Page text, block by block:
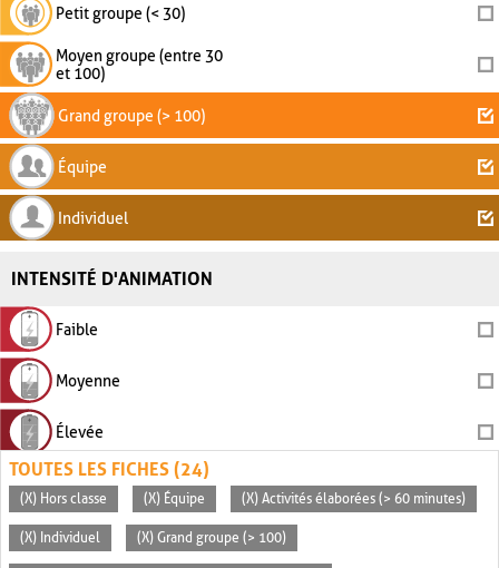
Petit groupe (< 30)
Moyen groupe (entre 30
et 100)
Grand groupe (> 100)
Équipe
Individuel
INTENSITÉ D'ANIMATION
Faible
Moyenne
Élevée
TOUTES LES FICHES (24)
(X) Hors classe (X) Équipe (X) Activités élaborées (> 60 minutes)
(X) Individuel (X) Grand groupe (> 100)